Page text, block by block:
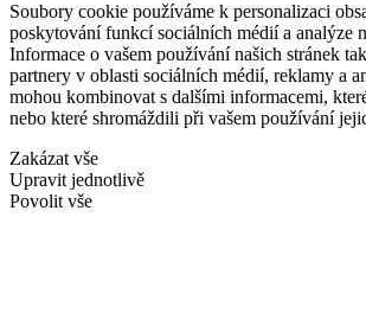
Soubory cookie používáme k personalizaci
poskytování funkcí sociálních médií a analýze
Informace o vašem používání našich stránek
partnery v oblasti sociálních médií, reklamy a
mohou kombinovat s dalšími informacemi,
nebo které shromáždili při vašem používání
Zakázat vše
Upravit jednotlivě
Povolit vše